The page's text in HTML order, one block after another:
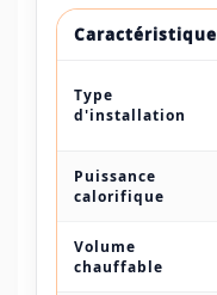
Caractéristique
Type
d'installation
Puissance
calorifique
Volume
chauffable